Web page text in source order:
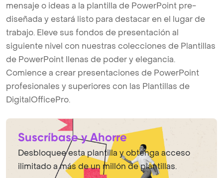
mensaje o ideas a la plantilla de PowerPoint pre-
diseñada y estará listo para destacar en el lugar de
trabajo. Eleve sus fondos de presentación al
siguiente nivel con nuestras colecciones de Plantillas
de PowerPoint llenas de poder y elegancia.
Comience a crear presentaciones de PowerPoint
profesionales y superiores con las Plantillas de
DigitalOfficePro.
Suscríbase y Ahorre
Desbloquee esta plantilla y obtenga acceso
ilimitado a más de un millón de plantillas.